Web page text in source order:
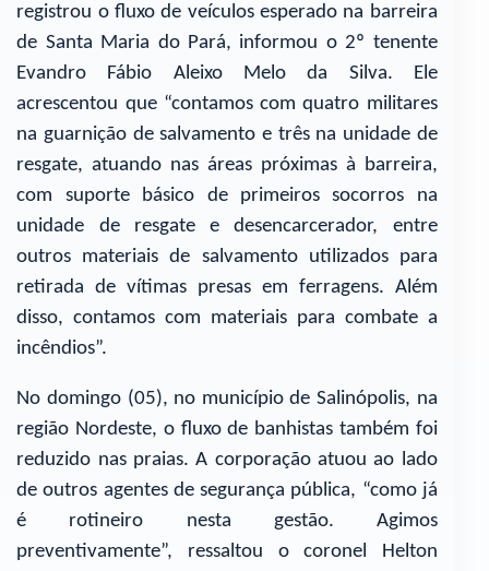
registrou o fluxo de veículos esperado na barreira
de Santa Maria do Pará, informou o 2º tenente
Evandro Fábio Aleixo Melo da Silva. Ele
acrescentou que “contamos com quatro militares
na guarnição de salvamento e três na unidade de
resgate, atuando nas áreas próximas à barreira,
com suporte básico de primeiros socorros na
unidade de resgate e desencarcerador, entre
outros materiais de salvamento utilizados para
retirada de vítimas presas em ferragens. Além
disso, contamos com materiais para combate a
incêndios”.
No domingo (05), no município de Salinópolis, na
região Nordeste, o fluxo de banhistas também foi
reduzido nas praias. A corporação atuou ao lado
de outros agentes de segurança pública, “como já
é rotineiro nesta gestão. Agimos
preventivamente”, ressaltou o coronel Helton